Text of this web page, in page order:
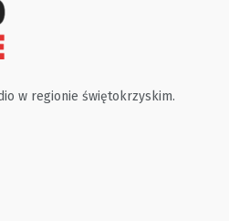
w regionie świętokrzyskim.